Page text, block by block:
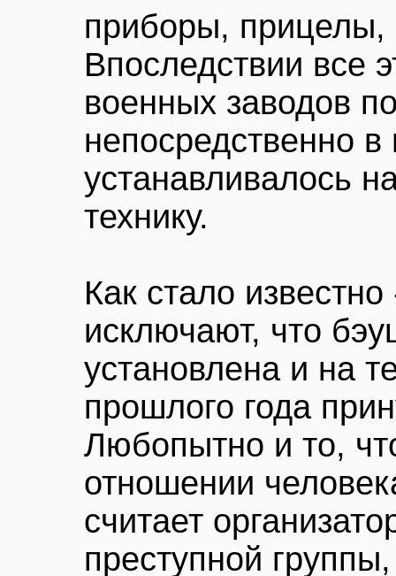
приборы, прицелы,
Впоследствии все
военных заводов
непосредственно в
устанавливалось
технику.
Как стало
исключают, что
установлена и на
прошлого года
Любопытно и то,
отношении
считает
преступной